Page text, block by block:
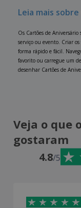
Leia mais
Os Cartões de
serviço ou evento. Criar
forma rápido e fácil.
favorito ou carregue um
desenhar Cartões de
Veja o que
gostaram
4.8/5